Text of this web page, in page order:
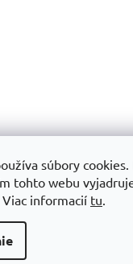
súbory cookies.
tohto webu
Viac informacií tu.
vyhradené.